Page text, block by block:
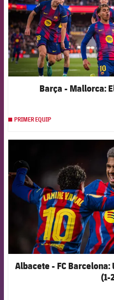
Barça - Mallorca:
PRIMER EQUIP
Albacete - FC Barcelona:
(1-